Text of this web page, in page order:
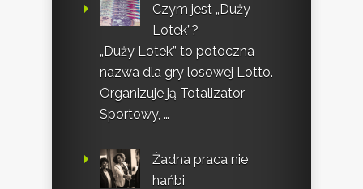
Czym jest „Duży
Lotek”?
„Duży Lotek” to potoczna
nazwa dla gry losowej Lotto.
Organizuje ją Totalizator
Sportowy, …
Żadna praca nie
hańbi